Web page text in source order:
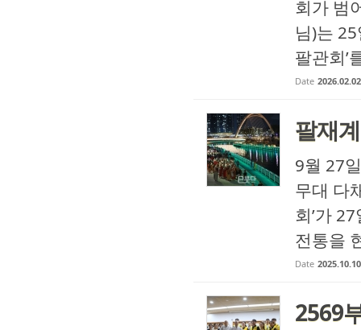
회가 범
님)는
팔관회’
Date 2026.02.02
팔재
9월 27
무대 다
회’가
전통을
Date 2025.10.10
2569